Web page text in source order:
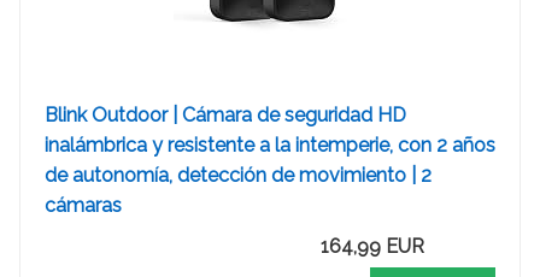
Blink Outdoor | Cámara de seguridad HD
inalámbrica y resistente a la intemperie, con 2 años
de autonomía, detección de movimiento | 2
cámaras
164,99 EUR